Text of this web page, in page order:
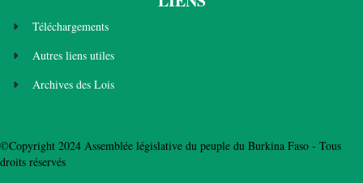
Téléchargements
Autres liens utiles
Archives des Lois
©Copyright 2024 Assemblée législative du peuple du Burkina Faso - Tous
droits réservés